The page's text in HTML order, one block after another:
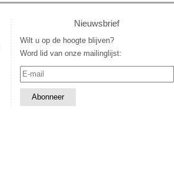
Nieuwsbrief
Wilt u op de hoogte blijven?
Word lid van onze mailinglijst: